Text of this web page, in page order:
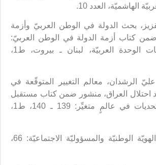
الهاشميّة، العدد 10.
بلقزيز، بحث الدولة في الوطن العربيّ وأزمة
كتاب أزمة الدولة في الوطن العربيّ:
308، مركز دراسات الوحدة العربيّة، لبنان ـ بيروت، ط1،
عليّ الرشدان، معالم التغيير المتوقّعة في
احتلال العراق، منشور ضمن كتاب مستقبل
العالم الإسلاميّ: تحديات في عالمٍ متغيِّر: 139 ـ 140، ط1،
([21]) أحمد زايد، الهويّة الوطنيّة والمسؤوليّة الاجتماعيّة: 66،